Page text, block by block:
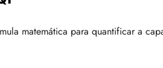
matemática para quantificar a